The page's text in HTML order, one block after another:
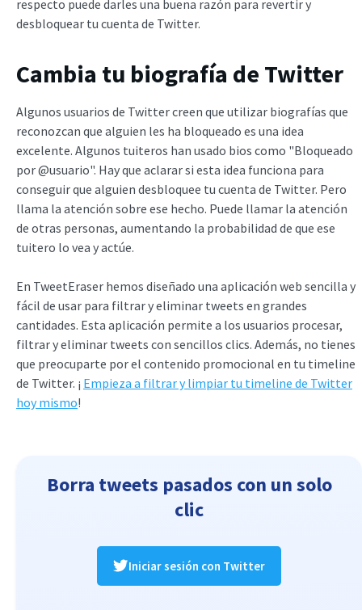
respecto puede darles una buena razón para revertir y
desbloquear tu cuenta de Twitter.
Cambia tu biografía de Twitter
Algunos usuarios de Twitter creen que utilizar biografías que
reconozcan que alguien les ha bloqueado es una idea
excelente. Algunos tuiteros han usado bios como "Bloqueado
por @usuario". Hay que aclarar si esta idea funciona para
conseguir que alguien desbloquee tu cuenta de Twitter. Pero
llama la atención sobre ese hecho. Puede llamar la atención
de otras personas, aumentando la probabilidad de que ese
tuitero lo vea y actúe.
En TweetEraser hemos diseñado una aplicación web sencilla y
fácil de usar para filtrar y eliminar tweets en grandes
cantidades. Esta aplicación permite a los usuarios procesar,
filtrar y eliminar tweets con sencillos clics. Además, no tienes
que preocuparte por el contenido promocional en tu timeline
de Twitter. ¡ Empieza a filtrar y limpiar tu timeline de Twitter
hoy mismo!
Borra tweets pasados con un solo
clic
Iniciar sesión con Twitter